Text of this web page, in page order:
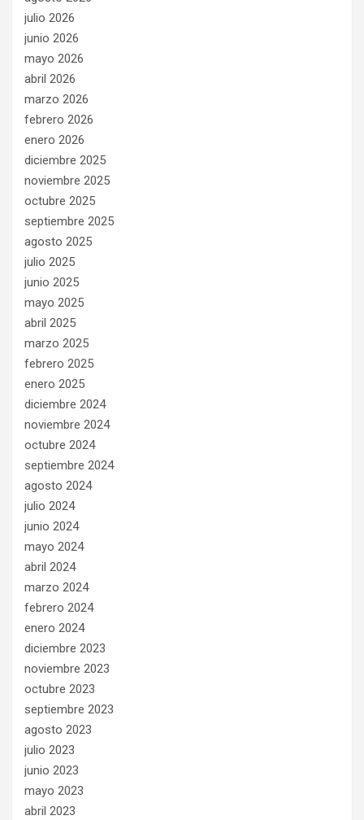
julio 2026
junio 2026
mayo 2026
abril 2026
marzo 2026
febrero 2026
enero 2026
diciembre 2025
noviembre 2025
octubre 2025
septiembre 2025
agosto 2025
julio 2025
junio 2025
mayo 2025
abril 2025
marzo 2025
febrero 2025
enero 2025
diciembre 2024
noviembre 2024
octubre 2024
septiembre 2024
agosto 2024
julio 2024
junio 2024
mayo 2024
abril 2024
marzo 2024
febrero 2024
enero 2024
diciembre 2023
noviembre 2023
octubre 2023
septiembre 2023
agosto 2023
julio 2023
junio 2023
mayo 2023
abril 2023